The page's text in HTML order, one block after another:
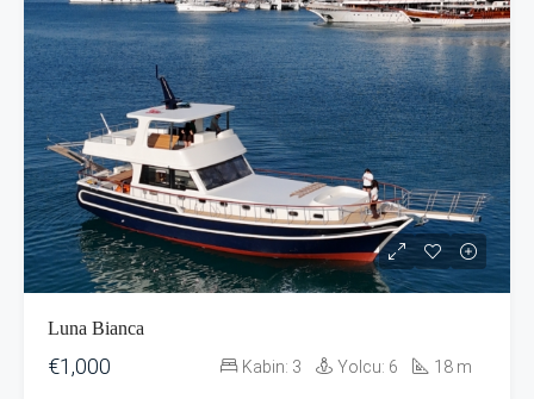
Luna Bianca
€1,000 Kabin: 3 Yolcu: 6 18 m